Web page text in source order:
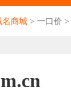
名商城 > 一口价 >